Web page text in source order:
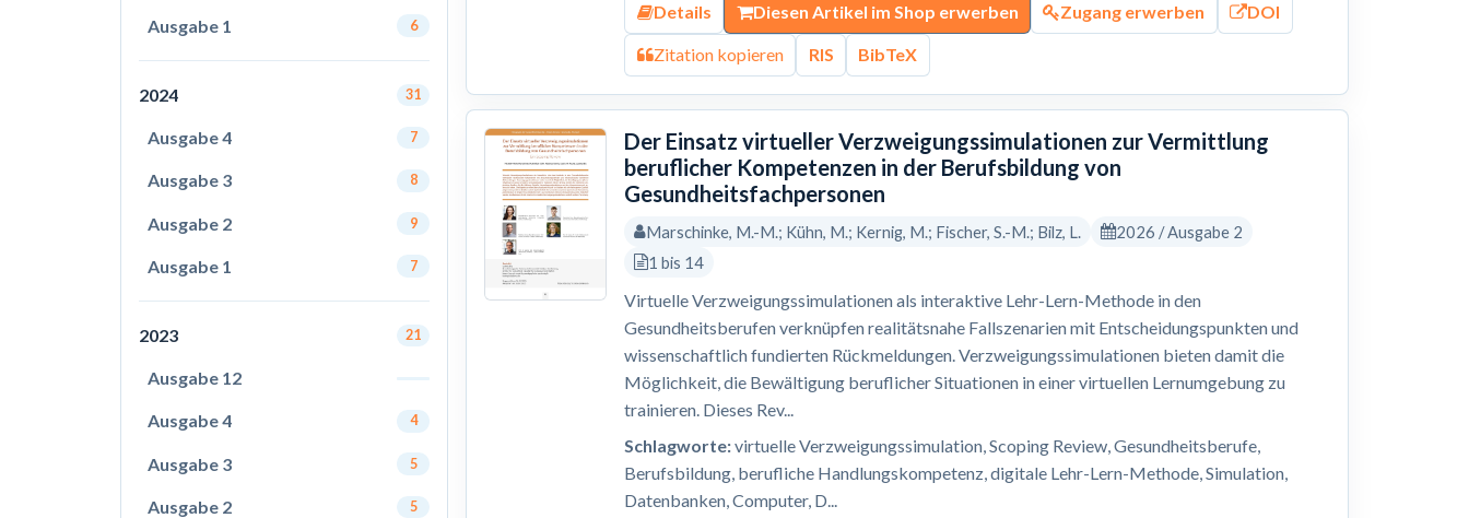
Ausgabe 1 6
2024 31
Ausgabe 4 7
Ausgabe 3 8
Ausgabe 2 9
Ausgabe 1 7
2023 21
Ausgabe 12
Ausgabe 4 4
Ausgabe 3 5
Ausgabe 2 5
Details Diesen Artikel im Shop erwerben Zugang erwerben DOI
Zitation kopieren RIS BibTeX
Der Einsatz virtueller Verzweigungssimulationen zur Vermittlung
beruflicher Kompetenzen in der Berufsbildung von
Gesundheitsfachpersonen
Marschinke, M.-M.; Kühn, M.; Kernig, M.; Fischer, S.-M.; Bilz, L.
2026 / Ausgabe 2
1 bis 14
Virtuelle Verzweigungssimulationen als interaktive Lehr-Lern-Methode in den
Gesundheitsberufen verknüpfen realitätsnahe Fallszenarien mit Entscheidungspunkten und
wissenschaftlich fundierten Rückmeldungen. Verzweigungssimulationen bieten damit die
Möglichkeit, die Bewältigung beruflicher Situationen in einer virtuellen Lernumgebung zu
trainieren. Dieses Rev...
Schlagworte:virtuelle Verzweigungssimulation, Scoping Review, Gesundheitsberufe,
Berufsbildung, berufliche Handlungskompetenz, digitale Lehr-Lern-Methode, Simulation,
Datenbanken, Computer, D...